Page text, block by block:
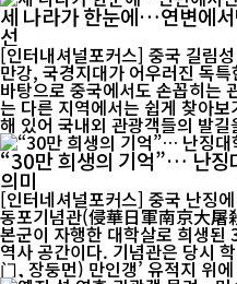
세 나라가 한눈에…연변에
선
[인터내셔널포커스] 중국 길림
만강, 국경지대가 어우러진 독
바탕으로 중국에서도 손꼽히는
는 다른 지역에서는 쉽게 찾아
“30만 희생의 기억”… 난징
의미
[인터네셔널포커스] 중국 난징
동포기념관(侵華日軍南京大屠
본군이 자행한 대학살로 희생된
역사 공간이다. 기념관은 당시
门, 장둥먼) 만인갱’ 유적지 위